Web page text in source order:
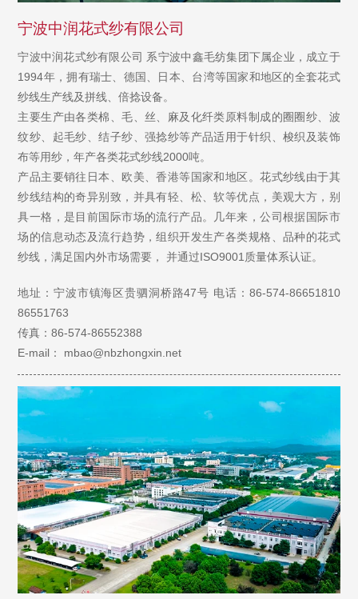
宁波中润花式纱有限公司
宁波中润花式纱有限公司 系宁波中鑫毛纺集团下属企业，成立于
1994年，拥有瑞士、德国、日本、台湾等国家和地区的全套花式
纱线生产线及拼线、倍捻设备。
主要生产由各类棉、毛、丝、麻及化纤类原料制成的圈圈纱、波
纹纱、起毛纱、结子纱、强捻纱等产品适用于针织、梭织及装饰
布等用纱，年产各类花式纱线2000吨。
产品主要销往日本、欧美、香港等国家和地区。花式纱线由于其
纱线结构的奇异别致，并具有轻、松、软等优点，美观大方，别
具一格，是目前国际市场的流行产品。几年来，公司根据国际市
场的信息动态及流行趋势，组织开发生产各类规格、品种的花式
纱线，满足国内外市场需要， 并通过ISO9001质量体系认证。
地址：宁波市镇海区贵驷洞桥路47号 电话：86-574-86651810
86551763
传真：86-574-86552388
E-mail： mbao@nbzhongxin.net